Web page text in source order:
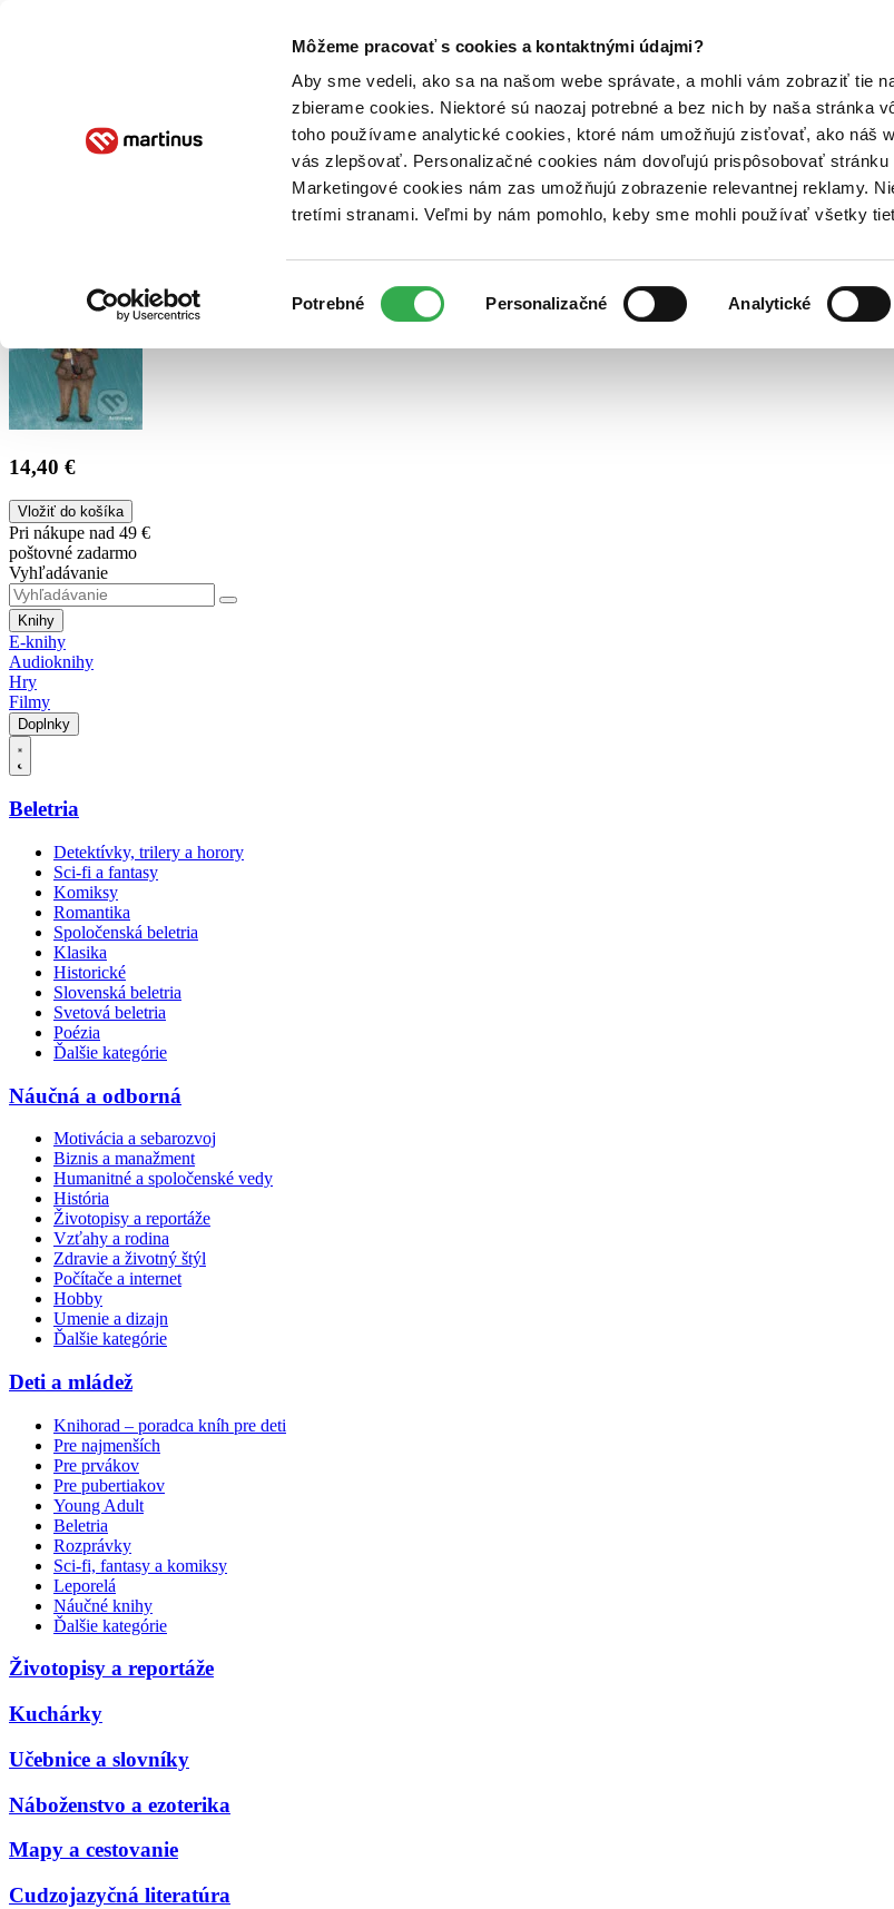
Môžeme pracovať s cookies a kontaktnými údajmi?
Aby sme vedeli, ako sa na našom webe správate, a mohli vám zobraziť tie
zbierame cookies. Niektoré sú naozaj potrebné a bez nich by naša stránka
toho používame analytické cookies, ktoré nám umožňujú zisťovať, ako náš
vás zlepšovať. Personalizačné cookies nám dovoľujú prispôsobovať stránku
Marketingové cookies nám zas umožňujú zobrazenie relevantnej reklamy.
tretími stranami. Veľmi by nám pomohlo, keby sme mohli používať všetky
súhlasu
Potrebné Personalizačné Analytické
Poukážky Kontakt
14,40 €
Vložiť do košíka
Pri nákupe nad 49 €
poštovné zadarmo
Vyhľadávanie
Knihy
E-knihy
Audioknihy
Hry
Filmy
Doplnky
Beletria
Detektívky, trilery a horory
Sci-fi a fantasy
Komiksy
Romantika
Spoločenská beletria
Klasika
Historické
Slovenská beletria
Svetová beletria
Poézia
Ďalšie kategórie
Náučná a odborná
Motivácia a sebarozvoj
Biznis a manažment
Humanitné a spoločenské vedy
História
Životopisy a reportáže
Vzťahy a rodina
Zdravie a životný štýl
Počítače a internet
Hobby
Umenie a dizajn
Ďalšie kategórie
Deti a mládež
Knihorad – poradca kníh pre deti
Pre najmenších
Pre prvákov
Pre pubertiakov
Young Adult
Beletria
Rozprávky
Sci-fi, fantasy a komiksy
Leporelá
Náučné knihy
Ďalšie kategórie
Životopisy a reportáže
Kuchárky
Učebnice a slovníky
Náboženstvo a ezoterika
Mapy a cestovanie
Cudzojazyčná literatúra